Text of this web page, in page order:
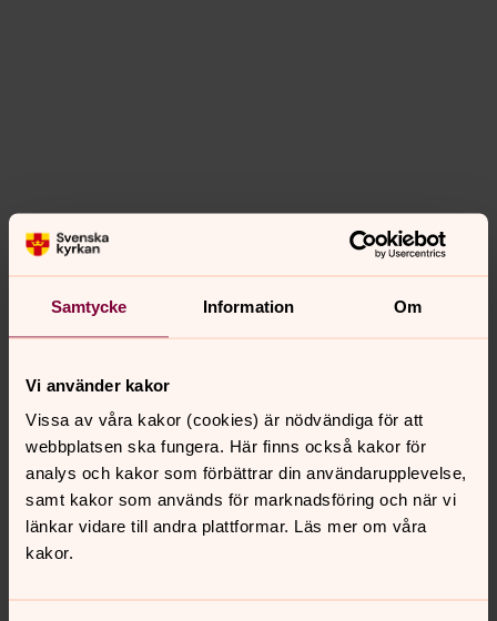
Samtycke Information Om
Vi använder kakor
Vissa av våra kakor (cookies) är nödvändiga för att
webbplatsen ska fungera. Här finns också kakor för
analys och kakor som förbättrar din användarupplevelse,
samt kakor som används för marknadsföring och när vi
länkar vidare till andra plattformar. Läs mer om våra
kakor.